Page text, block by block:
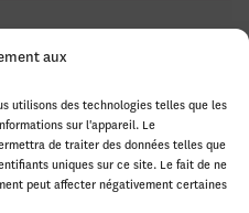
aux
utilisons des technologies telles que les
sur l'appareil. Le
de traiter des données telles que
uniques sur ce site. Le fait de ne
peut affecter négativement certaines
2026
20 km